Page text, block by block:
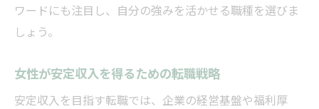
ワードにも注目し、自分の強みを活かせる職種を選びま
しょう。
女性が安定収入を得るための転職戦略
安定収入を目指す転職では、企業の経営基盤や福利厚